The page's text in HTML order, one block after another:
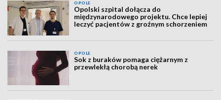
OPOLE
Opolski szpital dołącza do
międzynarodowego projektu. Chce lepiej
leczyć pacjentów z groźnym schorzeniem
OPOLE
Sok z buraków pomaga ciężarnym z
przewlekłą chorobą nerek